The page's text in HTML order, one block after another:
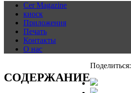
Cer Magazine
киоск
Приложения
Печать
Контакты
О нас
CОДЕРЖАНИЕ
Поделиться: